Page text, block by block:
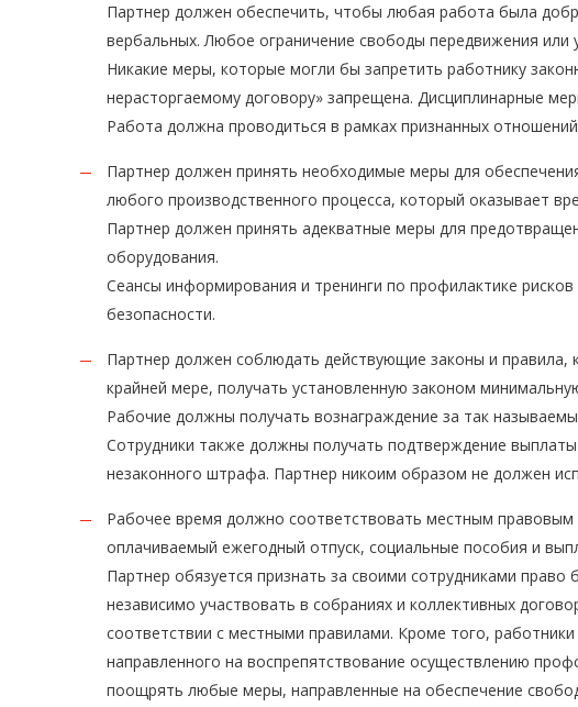
Партнер должен обеспечить, чтобы любая работа была
вербальных. Любое ограничение свободы передвижения
Никакие меры, которые могли бы запретить работнику
нерасторгаемому договору» запрещена. Дисциплинарные
Работа должна проводиться в рамках признанных
Партнер должен принять необходимые меры для
любого производственного процесса, который оказывает
Партнер должен принять адекватные меры для
оборудования.
Сеансы информирования и тренинги по профилактике
безопасности.
Партнер должен соблюдать действующие законы и
крайней мере, получать установленную законом
Рабочие должны получать вознаграждение за так
Сотрудники также должны получать подтверждение
незаконного штрафа. Партнер никоим образом не должен
Рабочее время должно соответствовать местным
оплачиваемый ежегодный отпуск, социальные пособия и
Партнер обязуется признать за своими сотрудниками
независимо участвовать в собраниях и коллективных
соответствии с местными правилами. Кроме того,
направленного на воспрепятствование осуществлению
поощрять любые меры, направленные на обеспечение